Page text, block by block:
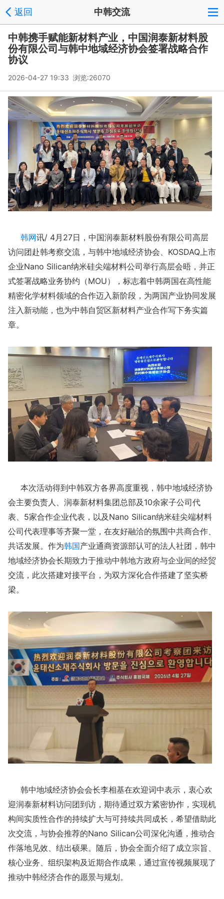
返回 中韩交流
中韩携手赋能新材料产业，中国润泰新材料股
份有限公司与韩中地域经济协会签署战略合作
协议
2026-04-27 19:33 浏览:26070
韩网讯/ 4月27日，中国润泰新材料股份有限公司高层
访问团赴韩考察交流，与韩中地域经济协会、KOSDAQ上市
企业Nano Silican纳米硅尖端材料公司举行高层会晤，并正
式签署战略业务协约（MOU），标志着中韩两国在高性能
精密化学材料领域的合作迈入新阶段，为两国产业协同发展
注入新动能，也为中韩自贸区新材料产业合作写下务实篇
章。
本次活动得到中韩双方各界高度重视，韩中地域经济协
会主要负责人、润泰新材料集团总部及10余家子公司代
表、5家合作企业代表，以及Nano Silican纳米硅尖端材料
公司代表理事等齐聚一堂，在友好融洽的氛围中共商合作、
共话发展。作为韩国产业通商资源部认可的法人社团，韩中
地域经济协会长期致力于推动中韩地方政府与企业间的经贸
交流，此次搭建对接平台，为双方深化合作搭建了坚实桥
梁。
韩中地域经济协会会长李相基在欢迎词中表示，衷心欢
迎润泰新材料访问团到访，期待通过双方紧密协作，实现机
构间实质性合作的持续扩大与可持续共同成长，希望借助此
次交流，与协会推荐的Nano Silican公司深化沟通，推动合
作落地见效、结出硕果。随后，协会全面介绍了成立宗旨、
核心业务、组织架构及近期合作成果，通过宣传视频展现了
推动中韩经济合作的愿景与规划。